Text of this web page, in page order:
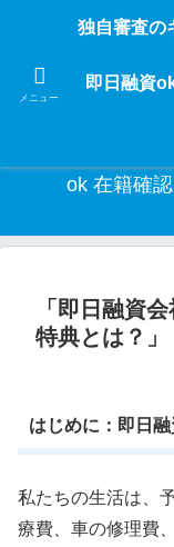
独自審査のフリーローン
な入用があっても安心！
日返済の
独自審査のキ
ok 在籍確
「即日融資
特典とは？」
はじめに：即日
私たちの生活は、
療費、車の修理費
メニュー
独自審査の
即日融資